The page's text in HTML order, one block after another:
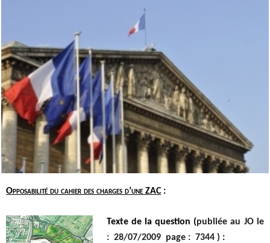
Opposabilité du cahier des charges d’une ZAC:
Texte de la question (publiée au JO le
: 28/07/2009 page : 7344 ) :